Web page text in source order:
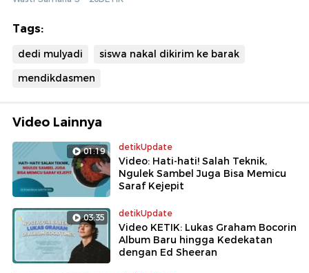
Tags:
dedi mulyadi
siswa nakal dikirim ke barak
mendikdasmen
Video Lainnya
01:19 detikUpdate
Video: Hati-hati! Salah Teknik,
Ngulek Sambel Juga Bisa Memicu
Saraf Kejepit
03:35 detikUpdate
Video KETIK: Lukas Graham Bocorin
Album Baru hingga Kedekatan
dengan Ed Sheeran